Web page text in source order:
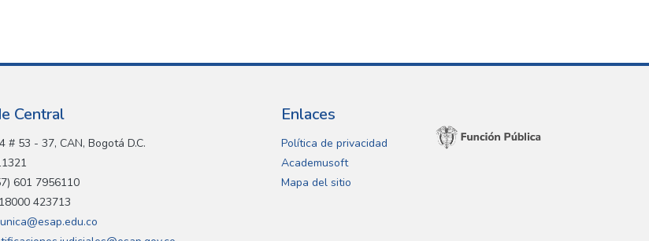
Central
# 53 - 37, CAN, Bogotá D.C.
601 7956110
423713
Enlaces
Política de privacidad
Academusoft
Mapa del sitio